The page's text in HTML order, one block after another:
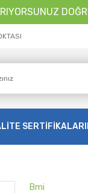
Bmi